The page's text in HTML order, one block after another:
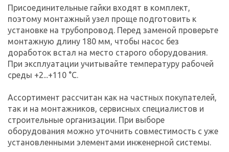
Присоединительные гайки входят в комплект,
поэтому монтажный узел проще подготовить к
установке на трубопровод. Перед заменой проверьте
монтажную длину 180 мм, чтобы насос без
доработок встал на место старого оборудования.
При эксплуатации учитывайте температуру рабочей
среды +2...+110 °C.
Ассортимент рассчитан как на частных покупателей,
так и на монтажников, сервисных специалистов и
строительные организации. При выборе
оборудования можно уточнить совместимость с уже
установленными элементами инженерной системы.